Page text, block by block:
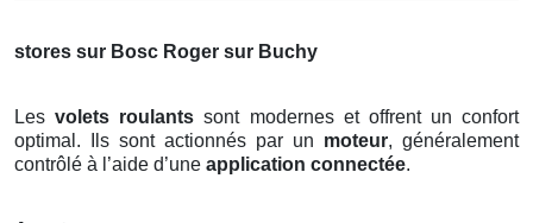
stores sur Bosc Roger sur Buchy
Lesvolets roulants sont modernes et offrent un confort
optimal. Ils sont actionnés par un moteur, généralement
contrôlé à l’aide d’une application connectée.